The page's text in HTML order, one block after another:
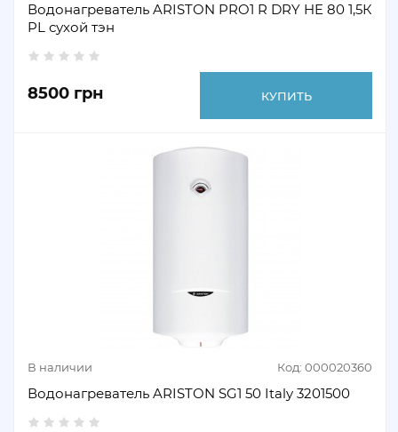
Водонагреватель ARISTON PRO1 R DRY HE 80 1,5К
PL сухой тэн
8500 грн КУПИТЬ
В наличии Код: 000020360
Водонагреватель ARISTON SG1 50 Italy 3201500